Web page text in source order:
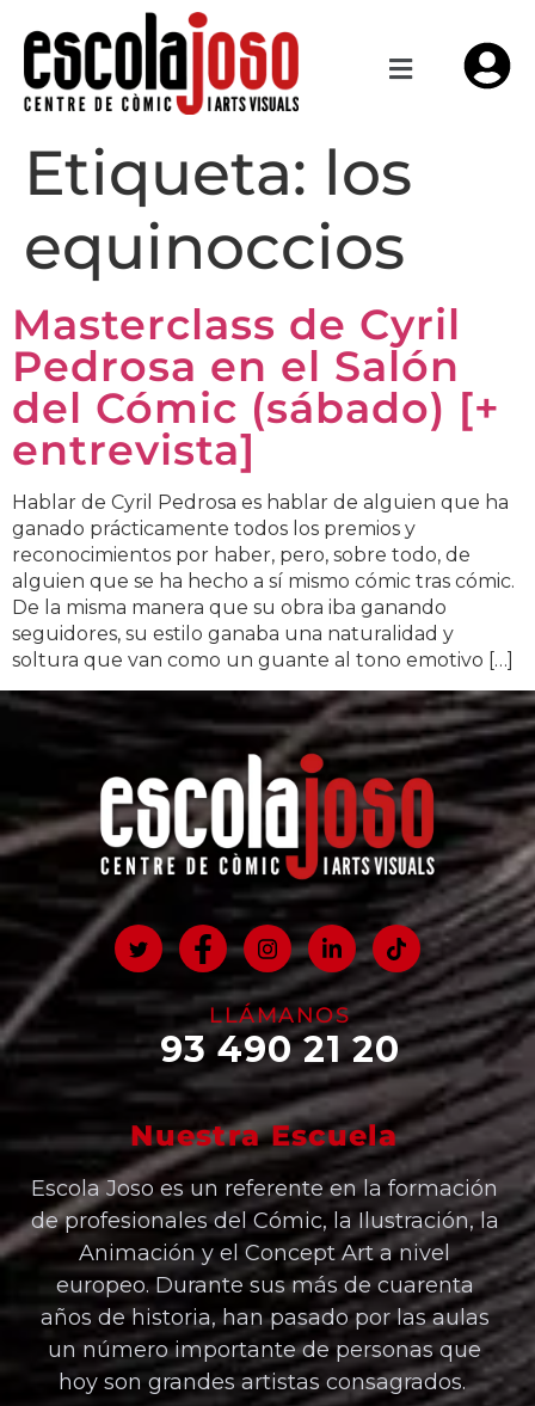
Etiqueta: los
equinoccios
Masterclass de Cyril
Pedrosa en el Salón
del Cómic (sábado) [+
entrevista]
Hablar de Cyril Pedrosa es hablar de alguien que ha
ganado prácticamente todos los premios y
reconocimientos por haber, pero, sobre todo, de
alguien que se ha hecho a sí mismo cómic tras cómic.
De la misma manera que su obra iba ganando
seguidores, su estilo ganaba una naturalidad y
soltura que van como un guante al tono emotivo […]
LLÁMANOS
93 490 21 20
Nuestra Escuela
Escola Joso es un referente en la formación
de profesionales del Cómic, la Ilustración, la
Animación y el Concept Art a nivel
europeo. Durante sus más de cuarenta
años de historia, han pasado por las aulas
un número importante de personas que
hoy son grandes artistas consagrados.